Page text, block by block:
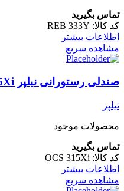
تماس بگیرید
کد کالا: REB 333Y
اطلاعات بیشتر
مشاهده سریع
صندلی رستورانی نیلپر Nilper OCS 315Xi
نیلپر
محصولات موجود
تماس بگیرید
کد کالا: OCS 315Xi
اطلاعات بیشتر
مشاهده سریع